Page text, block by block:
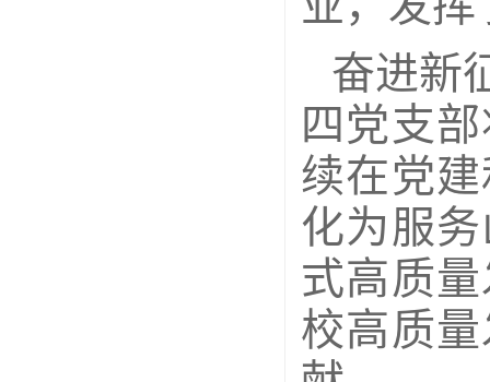
奋进新
四党支
续在党
化为服
式高质
校高质